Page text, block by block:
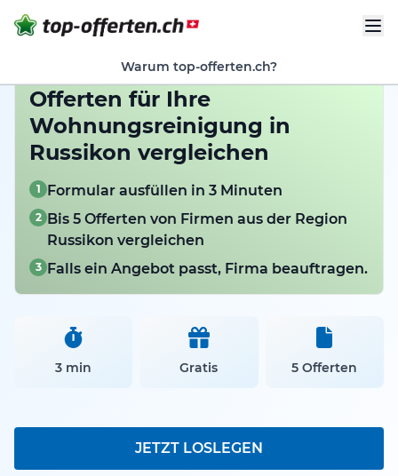
Warum top-offerten.ch?
Offerten für Ihre
Wohnungsreinigung in
Russikon vergleichen
1 Formular ausfüllen in 3 Minuten
2 Bis 5 Offerten von Firmen aus der Region
Russikon vergleichen
3 Falls ein Angebot passt, Firma beauftragen.
3 min Gratis 5 Offerten
JETZT LOSLEGEN